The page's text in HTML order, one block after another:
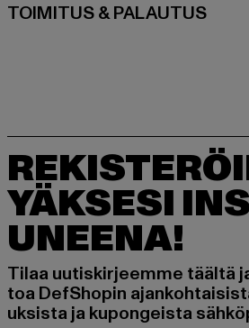
TOIMITUS & PALAUTUS
YÄKSESI
UNEENA!
Tilaa uutiskirjeemme täältä
toa DefShopin
uksista ja kupongeista